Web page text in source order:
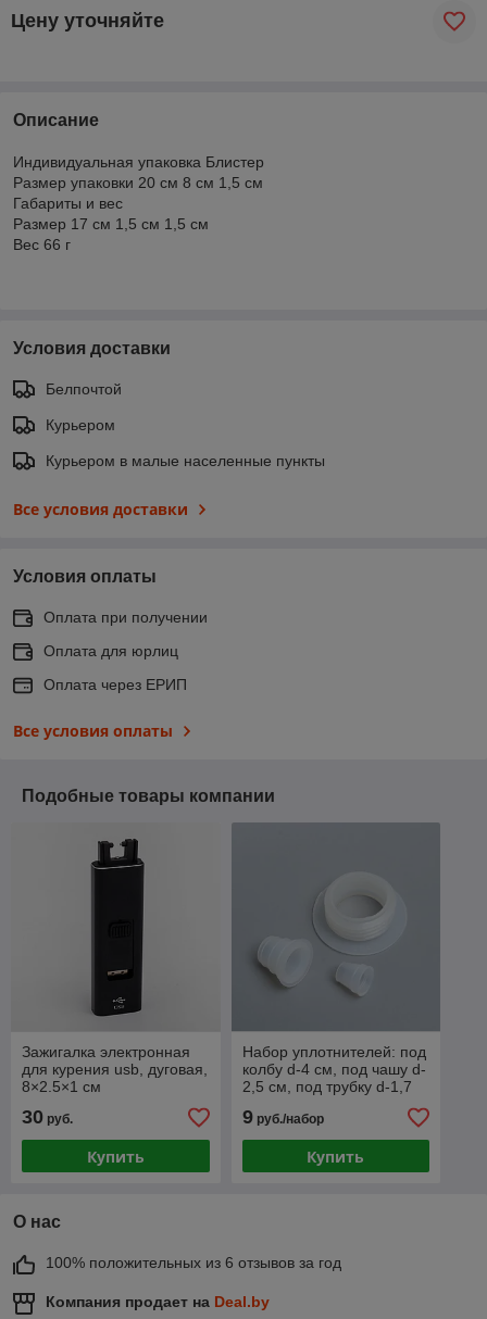
Цену уточняйте
Описание
Индивидуальная упаковка Блистер
Размер упаковки 20 см 8 см 1,5 см
Габариты и вес
Размер 17 см 1,5 см 1,5 см
Вес 66 г
Условия доставки
Белпочтой
Курьером
Курьером в малые населенные пункты
Все условия доставки
Условия оплаты
Оплата при получении
Оплата для юрлиц
Оплата через ЕРИП
Все условия оплаты
Подобные товары компании
Зажигалка электронная
для курения usb, дуговая,
8×2.5×1 см
30 руб.
Купить
Набор уплотнителей: под
колбу d-4 см, под чашу d-
2,5 см, под трубку d-1,7
9руб./набор
Купить
О нас
100% положительных из 6 отзывов за год
Компания продает на Deal.by